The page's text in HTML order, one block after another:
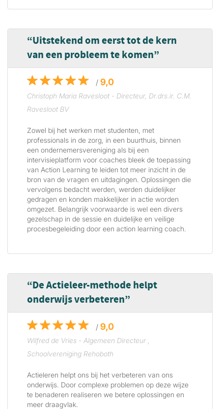
Uitstekend om eerst tot de kern
van een probleem te komen
/ 9,0
Christoph Maria Ravesloot - Directeur, Dr.drs.ir. C.M.
Ravesloot BV
Zowel bij het werken met studenten, met
professionals in de zorg, in een buurthuis, binnen
een ondernemersvereniging als bij een
intervisieplatform voor coaches bleek de toepassing
van Action Learning te leiden tot meer inzicht in de
bron van de vragen en uitdagingen. Oplossingen die
vervolgens bedacht werden, werden duidelijker
gedragen en konden makkelijker in actie worden
omgezet. Belangrijk voorwaarde is wel een divers
gezelschap in de sessie en duidelijke en veilige
procesbegeleiding door een action learning coach.
De Actieleer-methode helpt
onderwijs verbeteren
/ 9,0
Wilfred de Vries - Algemeen Directeur ,
Schoolvereniging Rehoboth
Actieleren helpt ons bij het verbeteren van ons
onderwijs. Door complexe problemen op deze wijze
te benaderen realiseren we betere oplossingen en
meer draagvlak.